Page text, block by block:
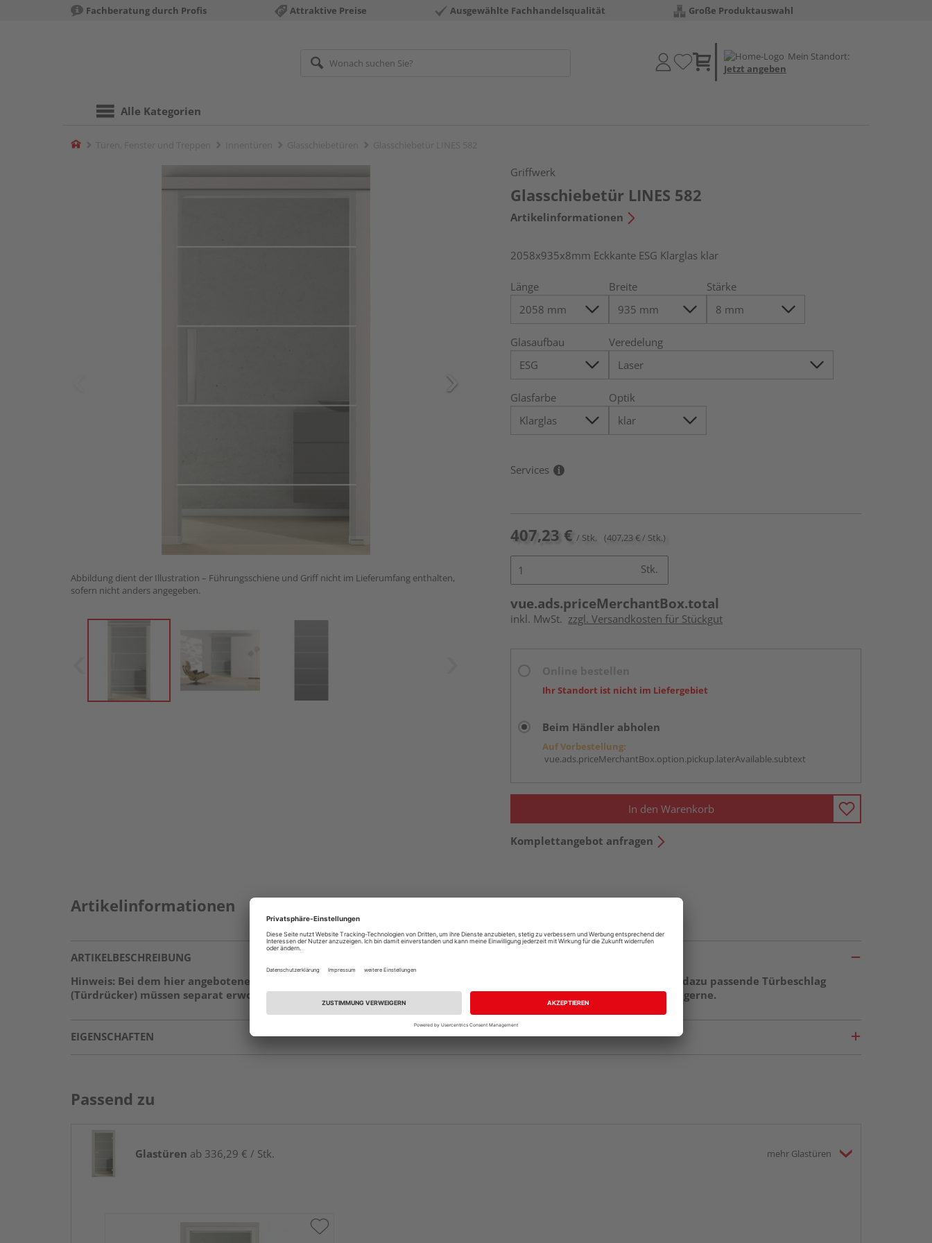
Fachberatung durch Profis Attraktive Preise Ausgewählte Fachhandelsqualität Große Produktauswahl
Mein Standort:
Jetzt angeben
Alle Kategorien
Home
Abbildung dient der Illustration – Führungsschiene und Griff nicht im Lieferumfang enthalten,
sofern nicht anders angegeben.
Griffwerk
Glasschiebetür LINES 582
Artikelinformationen
2058x935x8mm Eckkante ESG Klarglas klar
Länge Breite Stärke
Glasaufbau Veredelung
Glasfarbe Optik
Services
407,23 € / Stk. (407,23 € / Stk.)
Stk.
vue.ads.priceMerchantBox.total
inkl. MwSt. zzgl. Versandkosten für Stückgut
Ihr Standort ist nicht im Liefergebiet
Beim Händler abholen
Auf Vorbestellung:
vue.ads.priceMerchantBox.option.pickup.laterAvailable.subtext
In den Warenkorb
Komplettangebot anfragen
Artikelinformationen
ARTIKELBESCHREIBUNG
Hinweis: Bei dem hier angebotenen Produkt handelt es sich nur um ein Türblatt, die dazu passende Zarge sowie der dazu passende Türbeschlag
(Türdrücker) müssen separat erworben werden, sofern nicht bereits vorhanden. Ihr HolzLand-Fachhändler berät Sie gerne.
EIGENSCHAFTEN
Passend zu
Glastüren ab 336,29 € / Stk. mehr Glastüren